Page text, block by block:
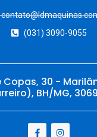
(031) 3090-9055
Copas, 30 -
BH/MG,